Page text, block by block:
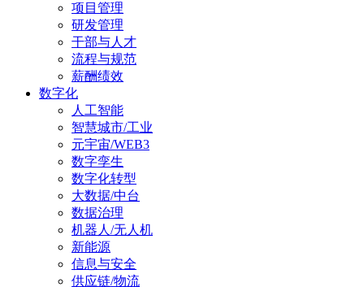
项目管理
研发管理
干部与人才
流程与规范
薪酬绩效
数字化
人工智能
智慧城市/工业
元宇宙/WEB3
数字孪生
数字化转型
大数据/中台
数据治理
机器人/无人机
新能源
信息与安全
供应链/物流